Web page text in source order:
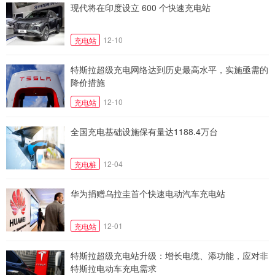
现代将在印度设立 600 个快速充电站
充电站 12-10
特斯拉超级充电网络达到历史最高水平，实施亟需的
降价措施
充电站 12-10
全国充电基础设施保有量达1188.4万台
充电桩 12-04
华为捐赠乌拉圭首个快速电动汽车充电站
充电站 12-01
特斯拉超级充电站升级：增长电缆、添功能，应对非
特斯拉电动车充电需求